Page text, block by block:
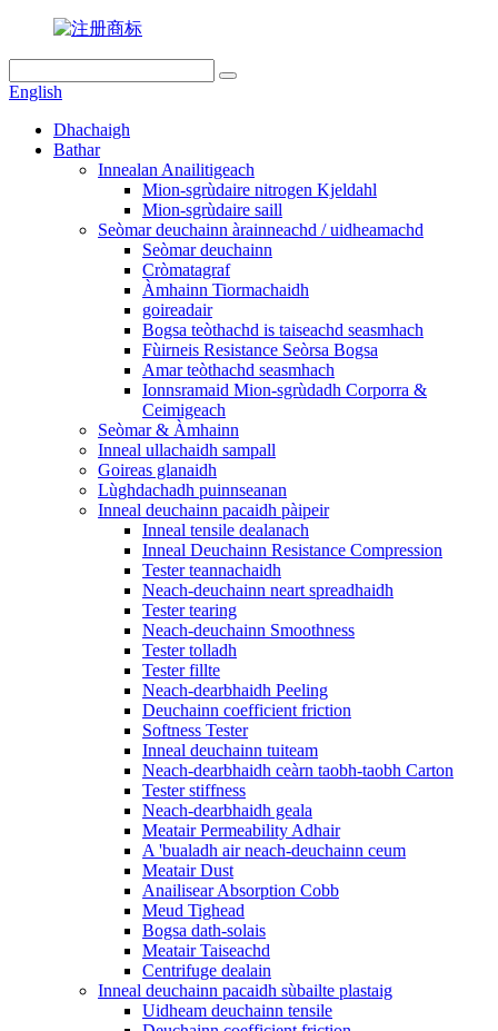
English
Dhachaigh
Bathar
Innealan Anailitigeach
Mion-sgrùdaire nitrogen Kjeldahl
Mion-sgrùdaire saill
Seòmar deuchainn àrainneachd / uidheamachd
Seòmar deuchainn
Cròmatagraf
Àmhainn Tiormachaidh
goireadair
Bogsa teòthachd is taiseachd seasmhach
Fùirneis Resistance Seòrsa Bogsa
Amar teòthachd seasmhach
Ionnsramaid Mion-sgrùdadh Corporra &
Ceimigeach
Seòmar & Àmhainn
Inneal ullachaidh sampall
Goireas glanaidh
Lùghdachadh puinnseanan
Inneal deuchainn pacaidh pàipeir
Inneal tensile dealanach
Inneal Deuchainn Resistance Compression
Tester teannachaidh
Neach-deuchainn neart spreadhaidh
Tester tearing
Neach-deuchainn Smoothness
Tester tolladh
Tester fillte
Neach-dearbhaidh Peeling
Deuchainn coefficient friction
Softness Tester
Inneal deuchainn tuiteam
Neach-dearbhaidh ceàrn taobh-taobh Carton
Tester stiffness
Neach-dearbhaidh geala
Meatair Permeability Adhair
A 'bualadh air neach-deuchainn ceum
Meatair Dust
Anailisear Absorption Cobb
Meud Tighead
Bogsa dath-solais
Meatair Taiseachd
Centrifuge dealain
Inneal deuchainn pacaidh sùbailte plastaig
Uidheam deuchainn tensile